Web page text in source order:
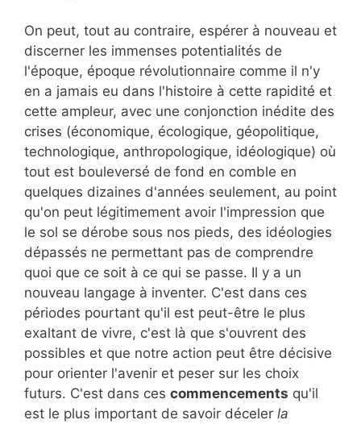
On peut, tout au contraire, espérer à nouveau et
discerner les immenses potentialités de
l'époque, époque révolutionnaire comme il n'y
en a jamais eu dans l'histoire à cette rapidité et
cette ampleur, avec une conjonction inédite des
crises (économique, écologique, géopolitique,
technologique, anthropologique, idéologique) où
tout est bouleversé de fond en comble en
quelques dizaines d'années seulement, au point
qu'on peut légitimement avoir l'impression que
le sol se dérobe sous nos pieds, des idéologies
dépassés ne permettant pas de comprendre
quoi que ce soit à ce qui se passe. Il y a un
nouveau langage à inventer. C'est dans ces
périodes pourtant qu'il est peut-être le plus
exaltant de vivre, c'est là que s'ouvrent des
possibles et que notre action peut être décisive
pour orienter l'avenir et peser sur les choix
futurs. C'est dans ces commencements qu'il
est le plus important de savoir déceler la